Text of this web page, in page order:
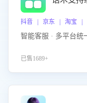
抖音 | 京东 | 淘宝 |
智能客服 · 多平台统
已售1689+